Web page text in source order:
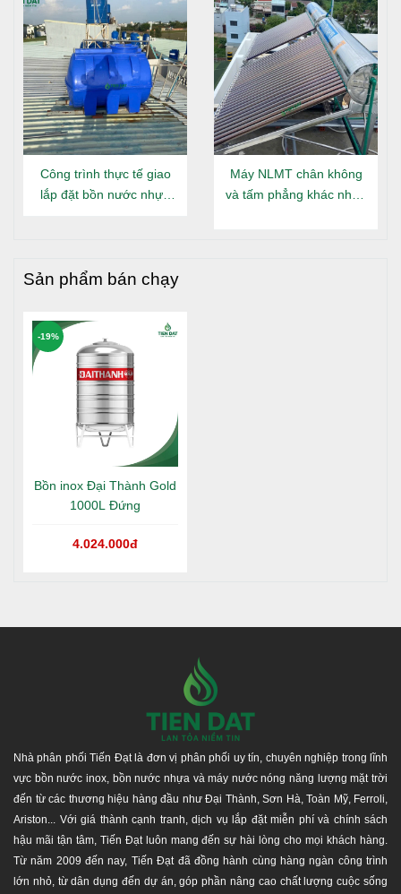
khả năng xử lý nước thải sinh hoạt tốt, giúp giảm
thiểu mùi hôi và các chất gây ô nhiễm.
Tiết kiệm chi phí: Với tuổi thọ cao và ít phải bảo trì,
bồn tự hoại giúp tiết kiệm chi phí vận hành và bảo
dưỡng.
An toàn: Chất liệu an toàn, không gây hại cho sức
khỏe người sử dụng.
HƯỚNG DẪN LẮP ĐẶT
HƯỚNG DẪN BẢO TRÌ
MỘT SỐ LƯU Ý
Xử lý đáy hố tốt để tránh bị lún khi bồn đi vào sử
Không lắp đặt bồn ở dưới khu vực có xe tải đi lại, có
Gia cố chống lún (như ép cọc) khi lắp đặt ở vùng
nước trũng.
Khi lắp đặt bồn cần bơm đầy nước vào bồn để tránh
Công trình thực tế giao
lắp đặt bồn nước nhựa
Máy NLMT chân không
và tấm phẳng khác nhau
Sản phẩm bán chạy
Bồn inox Đại Thành Gold
1000L Đứng
4.024.000đ
-19%
Nhà phân phối Tiến Đạt là đơn vị phân phối uy tín, chuyên nghiệp trong lĩnh
vực bồn nước inox, bồn nước nhựa và máy nước nóng năng lượng mặt trời
đến từ các thương hiệu hàng đầu như Đại Thành, Sơn Hà, Toàn Mỹ, Ferroli,
Ariston... Với giá thành cạnh tranh, dịch vụ lắp đặt miễn phí và chính sách
hậu mãi tận tâm, Tiến Đạt luôn mang đến sự hài lòng cho mọi khách hàng.
Từ năm 2009 đến nay, Tiến Đạt đã đồng hành cùng hàng ngàn công trình
lớn nhỏ, từ dân dụng đến dự án, góp phần nâng cao chất lượng cuộc sống